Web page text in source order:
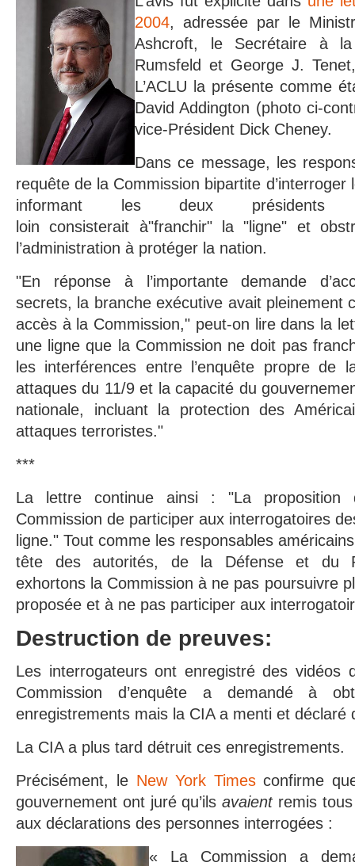
2004, adressée par le
Ashcroft, le Secrétaire à
Rumsfeld et George J.
L’ACLU la présente comme
David Addington (photo ci-
vice-Président Dick Cheney.
Dans ce message, les
requête de la Commission bipartite
informant les deux présidents
loin consisterait à"franchir" la "ligne" et
l’administration à protéger la nation.
"En réponse à l’importante demande
secrets, la branche exécutive avait pleinement
accès à la Commission," peut-on lire dans la
une ligne que la Commission ne doit pas
les interférences entre l’enquête propre de
attaques du 11/9 et la capacité du
nationale, incluant la protection des
attaques terroristes."
***
La lettre continue ainsi : "La proposition
Commission de participer aux interrogatoires
ligne." Tout comme les responsables
tête des autorités, de la Défense et du
exhortons la Commission à ne pas poursuivre
proposée et à ne pas participer aux
Destruction de preuves:
Les interrogateurs ont enregistré des vidéos
Commission d’enquête a demandé à
enregistrements mais la CIA a menti et déclaré
La CIA a plus tard détruit ces enregistrements.
Précisément, le New York Timesconfirme
gouvernement ont juré qu’ilsavaientremis tous
aux déclarations des personnes interrogées :
« La Commission a